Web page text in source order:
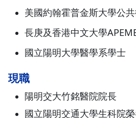
美國約翰霍普金斯大學公
長庚及香港中文大學
國立陽明大學醫學系學士
現職
陽明交大竹銘醫院院長
國立陽明交通大學生科院